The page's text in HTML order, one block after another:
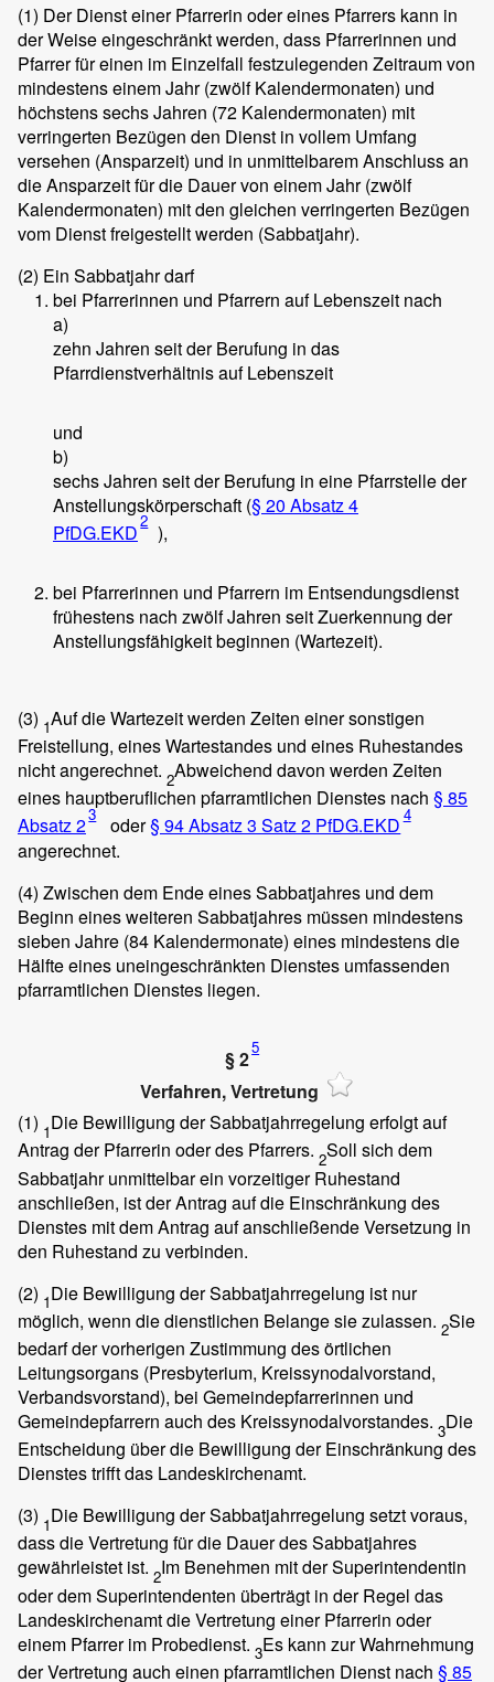
(1) Der Dienst einer Pfarrerin oder eines Pfarrers kann in
der Weise eingeschränkt werden, dass Pfarrerinnen und
Pfarrer für einen im Einzelfall festzulegenden Zeitraum von
mindestens einem Jahr (zwölf Kalendermonaten) und
höchstens sechs Jahren (72 Kalendermonaten) mit
verringerten Bezügen den Dienst in vollem Umfang
versehen (Ansparzeit) und in unmittelbarem Anschluss an
die Ansparzeit für die Dauer von einem Jahr (zwölf
Kalendermonaten) mit den gleichen verringerten Bezügen
vom Dienst freigestellt werden (Sabbatjahr).
(2) Ein Sabbatjahr darf
bei Pfarrerinnen und Pfarrern auf Lebenszeit nach
a)
zehn Jahren seit der Berufung in das
Pfarrdienstverhältnis auf Lebenszeit
und
b)
sechs Jahren seit der Berufung in eine Pfarrstelle der
Anstellungskörperschaft (§ 20 Absatz 4
PfDG.EKD2 ),
bei Pfarrerinnen und Pfarrern im Entsendungsdienst
frühestens nach zwölf Jahren seit Zuerkennung der
Anstellungsfähigkeit beginnen (Wartezeit).
(3) 1Auf die Wartezeit werden Zeiten einer sonstigen
Freistellung, eines Wartestandes und eines Ruhestandes
nicht angerechnet. 2Abweichend davon werden Zeiten
eines hauptberuflichen pfarramtlichen Dienstes nach § 85
Absatz 23 oder§ 94 Absatz 3 Satz 2 PfDG.EKD 4
angerechnet.
(4) Zwischen dem Ende eines Sabbatjahres und dem
Beginn eines weiteren Sabbatjahres müssen mindestens
sieben Jahre (84 Kalendermonate) eines mindestens die
Hälfte eines uneingeschränkten Dienstes umfassenden
pfarramtlichen Dienstes liegen.
§ 25
Verfahren, Vertretung
(1) 1Die Bewilligung der Sabbatjahrregelung erfolgt auf
Antrag der Pfarrerin oder des Pfarrers. 2Soll sich dem
Sabbatjahr unmittelbar ein vorzeitiger Ruhestand
anschließen, ist der Antrag auf die Einschränkung des
Dienstes mit dem Antrag auf anschließende Versetzung in
den Ruhestand zu verbinden.
(2) 1Die Bewilligung der Sabbatjahrregelung ist nur
möglich, wenn die dienstlichen Belange sie zulassen. 2Sie
bedarf der vorherigen Zustimmung des örtlichen
Leitungsorgans (Presbyterium, Kreissynodalvorstand,
Verbandsvorstand), bei Gemeindepfarrerinnen und
Gemeindepfarrern auch des Kreissynodalvorstandes. 3Die
Entscheidung über die Bewilligung der Einschränkung des
Dienstes trifft das Landeskirchenamt.
(3) 1Die Bewilligung der Sabbatjahrregelung setzt voraus,
dass die Vertretung für die Dauer des Sabbatjahres
gewährleistet ist. 2Im Benehmen mit der Superintendentin
oder dem Superintendenten überträgt in der Regel das
Landeskirchenamt die Vertretung einer Pfarrerin oder
einem Pfarrer im Probedienst. 3Es kann zur Wahrnehmung
der Vertretung auch einen pfarramtlichen Dienst nach § 85